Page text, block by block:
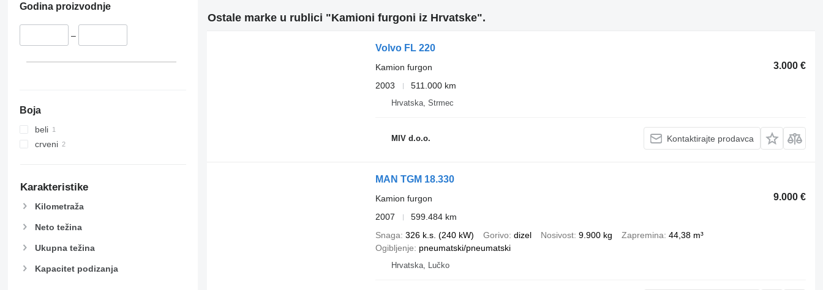
Godina proizvodnje
–
Boja
beli
crveni
Karakteristike
Kilometraža
Neto težina
Ukupna težina
Kapacitet podizanja
Ostale marke u rublici "Kamioni furgoni iz Hrvatske".
Volvo FL 220
3.000 €
Kamion furgon
2003
511.000 km
Hrvatska, Strmec
MIV d.o.o. Kontaktirajte prodavca
MAN TGM 18.330
9.000 €
Kamion furgon
2007
599.484 km
Snaga 326 k.s. (240 kW) Gorivo dizel Nosivost 9.900 kg Zapremina 44,38 m³
Ogibljenje
pneumatski/pneumatski
Hrvatska, Lučko